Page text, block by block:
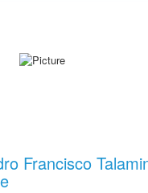
Francisco